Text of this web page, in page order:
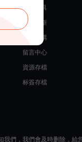
常用工具
最近更新
源碼團購
留言中心
資源存檔
标簽存檔
們，我們會及時删除，給